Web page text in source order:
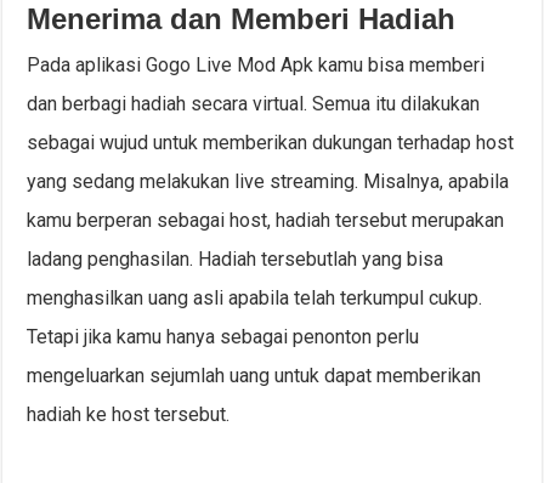
Menerima dan Memberi Hadiah
Pada aplikasi Gogo Live Mod Apk kamu bisa memberi
dan berbagi hadiah secara virtual. Semua itu dilakukan
sebagai wujud untuk memberikan dukungan terhadap host
yang sedang melakukan live streaming. Misalnya, apabila
kamu berperan sebagai host, hadiah tersebut merupakan
ladang penghasilan. Hadiah tersebutlah yang bisa
menghasilkan uang asli apabila telah terkumpul cukup.
Tetapi jika kamu hanya sebagai penonton perlu
mengeluarkan sejumlah uang untuk dapat memberikan
hadiah ke host tersebut.